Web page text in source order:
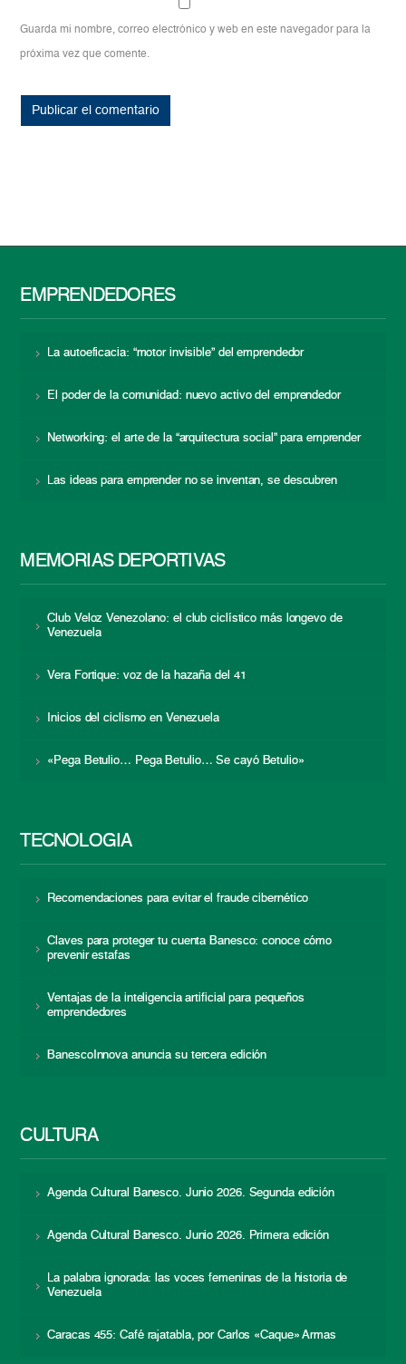
Guarda mi nombre, correo electrónico y web en este navegador para la
próxima vez que comente.
EMPRENDEDORES
La autoeficacia: “motor invisible” del emprendedor
El poder de la comunidad: nuevo activo del emprendedor
Networking: el arte de la “arquitectura social” para emprender
Las ideas para emprender no se inventan, se descubren
MEMORIAS DEPORTIVAS
Club Veloz Venezolano: el club ciclístico más longevo de
Venezuela
Vera Fortique: voz de la hazaña del 41
Inicios del ciclismo en Venezuela
«Pega Betulio… Pega Betulio… Se cayó Betulio»
TECNOLOGÍA
Recomendaciones para evitar el fraude cibernético
Claves para proteger tu cuenta Banesco: conoce cómo
prevenir estafas
Ventajas de la inteligencia artificial para pequeños
emprendedores
BanescoInnova anuncia su tercera edición
CULTURA
Agenda Cultural Banesco. Junio 2026. Segunda edición
Agenda Cultural Banesco. Junio 2026. Primera edición
La palabra ignorada: las voces femeninas de la historia de
Venezuela
Caracas 455: Café rajatabla, por Carlos «Caque» Armas